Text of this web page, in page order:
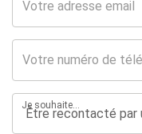
Je souhaite...